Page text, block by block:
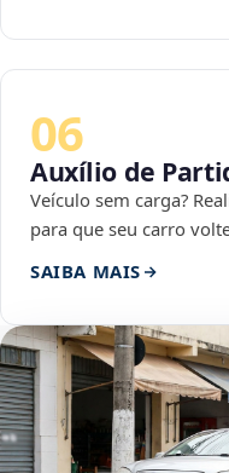
06
Auxílio de
Veículo sem carga?
para que seu carro
SAIBA MAIS